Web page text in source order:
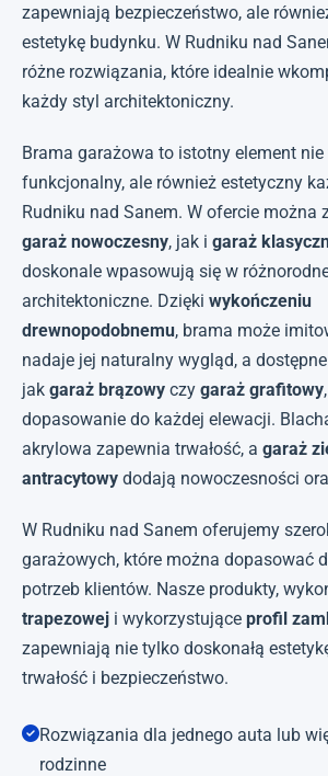
zapewniają bezpieczeństwo, ale
estetykę budynku. W Rudniku nad
różne rozwiązania, które idealnie
każdy styl architektoniczny.
Brama garażowa to istotny element
funkcjonalny, ale również estetyczny
Rudniku nad Sanem. W ofercie można
garaż nowoczesny, jak i garaż
doskonale wpasowują się w
architektoniczne. Dzięki wykończeniu
drewnopodobnemu, brama może
nadaje jej naturalny wygląd, a
jak garaż brązowy czy garaż grafitowy
dopasowanie do każdej elewacji.
akrylowa zapewnia trwałość, a garaż
antracytowy dodają nowoczesności
W Rudniku nad Sanem oferujemy
garażowych, które można dopasować
potrzeb klientów. Nasze produkty,
trapezowej i wykorzystujące profil
zapewniają nie tylko doskonałą
trwałość i bezpieczeństwo.
Rozwiązania dla jednego auta lub
rodzinne